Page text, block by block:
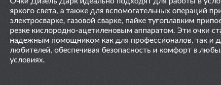
яркого света, а также для вспомогательных операций
электросварке, газовой сварке, пайке тугоплавким
резке кислородно-ацетиленовым аппаратом. Эти очки
надежным помощником как для профессионалов, так и
любителей, обеспечивая безопасность и комфорт в
условиях.